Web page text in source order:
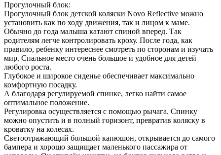
Прогулочный блок:
Прогулочный блок детской коляски Novo Reflective можно
установить как по ходу движения, так и лицом к маме.
Обычно до года малыша катают спиной вперед. Так
родителям легче контролировать кроху. После года, как
правило, ребенку интереснее смотреть по сторонам и изучать
мир. Спальное место очень большое и удобное для детей
любого роста.
Глубокое и широкое сиденье обеспечивает максимально
комфортную посадку.
А благодаря регулируемой спинке, легко найти самое
оптимальное положение.
Регулировка осуществляется с помощью рычага. Спинку
можно опустить и в полный горизонт, превратив коляску в
кроватку на колесах.
Светоотражающий большой капюшон, открывается до самого
бампера и хорошо защищает маленького пассажира от